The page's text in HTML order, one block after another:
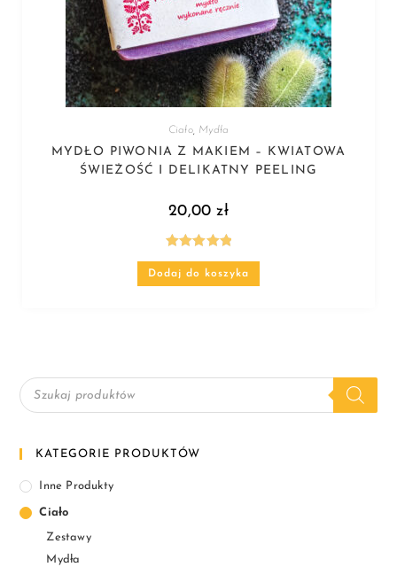
Ciało, Mydła
MYDŁO PIWONIA Z MAKIEM – KWIATOWA
ŚWIEŻOŚĆ I DELIKATNY PEELING
20,00zł
Oceniono
5.00na 5
Dodaj do koszyka
KATEGORIE PRODUKTÓW
Inne Produkty
Ciało
Zestawy
Mydła